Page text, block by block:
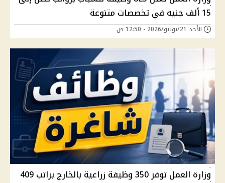
15 ألف جنيه في تخصصات متنوعة
الأحد 21/يونيو/2026 - 12:50 ص
وزارة العمل توفر 350 وظيفة زراعية بالخارج براتب 409